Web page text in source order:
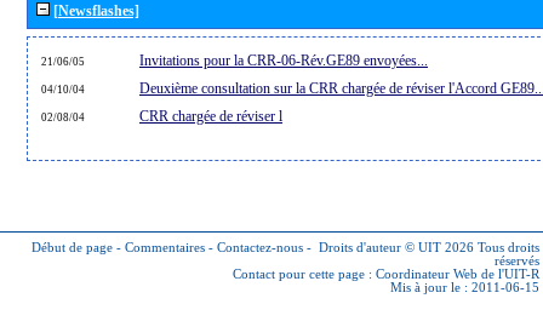
[Newsflashes]
21/06/05 Invitations pour la CRR-06-Rév.GE89 envoyées...
04/10/04 Deuxième consultation sur la CRR chargée de réviser l'Accord
02/08/04 CRR chargée de réviser l
Début de page - Commentaires - Contactez-nous - Droits d'auteur © UIT 2026 Tous droits
réservés
Contact pour cette page : Coordinateur Web de l'UIT-R
Mis à jour le : 2011-06-15